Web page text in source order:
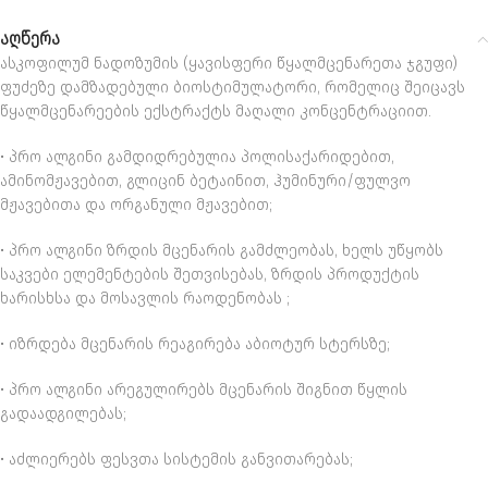
აღწერა
ასკოფილუმ ნადოზუმის (ყავისფერი წყალმცენარეთა ჯგუფი)
ფუძეზე დამზადებული ბიოსტიმულატორი, რომელიც შეიცავს
წყალმცენარეების ექსტრაქტს მაღალი კონცენტრაციით.
• პრო ალგინი გამდიდრებულია პოლისაქარიდებით,
ამინომჟავებით, გლიცინ ბეტაინით, ჰუმინური/ფულვო
მჟავებითა და ორგანული მჟავებით;
• პრო ალგინი ზრდის მცენარის გამძლეობას, ხელს უწყობს
საკვები ელემენტების შეთვისებას, ზრდის პროდუქტის
ხარისხსა და მოსავლის რაოდენობას ;
• იზრდება მცენარის რეაგირება აბიოტურ სტერსზე;
• პრო ალგინი არეგულირებს მცენარის შიგნით წყლის
გადაადგილებას;
• აძლიერებს ფესვთა სისტემის განვითარებას;